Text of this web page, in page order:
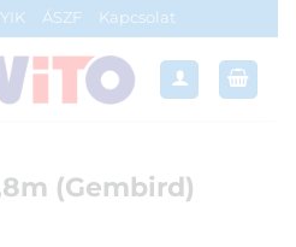
ÁSZF Kapcsolat
(Gembird)